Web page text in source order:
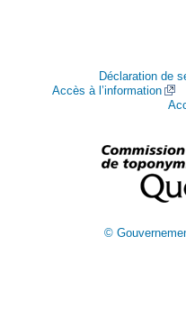
Déclaration de
Accès à l’information
©